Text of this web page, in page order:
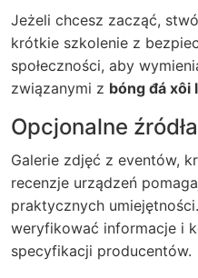
Jeżeli chcesz zacząć,
krótkie szkolenie z
społeczności, aby
związanymi z bóng đá xôi
Opcjonalne
Galerie zdjęć z eventów,
recenzje urządzeń
praktycznych
weryfikować informacje i
specyfikacji producentów.